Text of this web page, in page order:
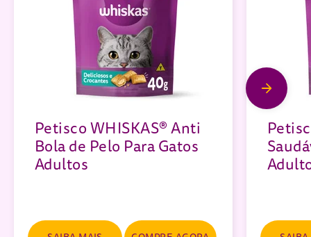
Petisco WHISKAS® Anti
Bola de Pelo Para Gatos
Adultos